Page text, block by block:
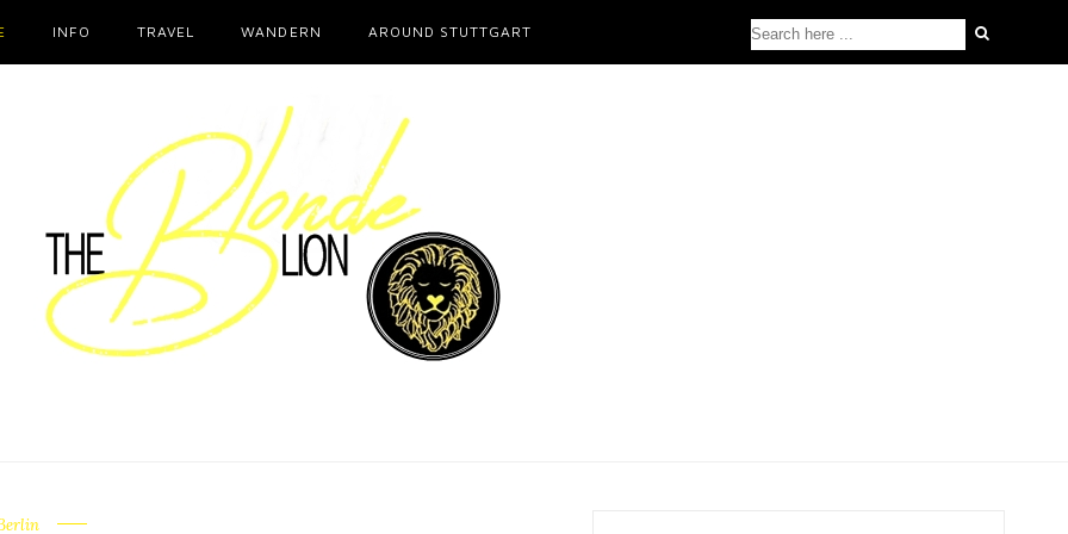
INFO TRAVEL WANDERN AROUND STUTTGART